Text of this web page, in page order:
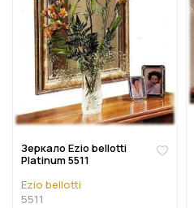
Зеркало Ezio bellotti
Platinum 5511
Ezio bellotti
5511